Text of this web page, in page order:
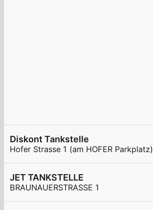
Diskont Tankstelle
Hofer Strasse 1 (am HOFER Parkplatz)
JET TANKSTELLE
BRAUNAUERSTRASSE 1